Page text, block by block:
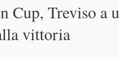
Cup, Treviso a
vittoria